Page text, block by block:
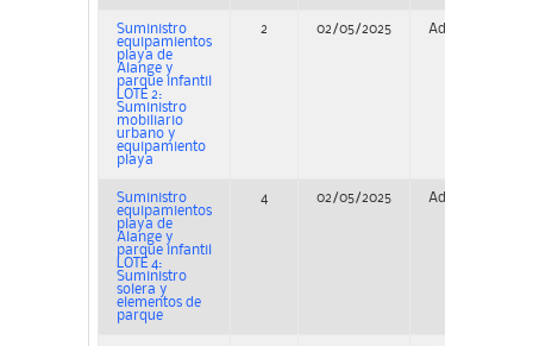
Suministro
equipamientos
playa de
Alange y
parque infantil
LOTE 2:
Suministro
mobiliario
urbano y
equipamiento
playa
2 02/05/2025 Adjudicación
Suministro
equipamientos
playa de
Alange y
parque infantil
LOTE 4:
Suministro
solera y
elementos de
parque
4 02/05/2025 Adjudicación